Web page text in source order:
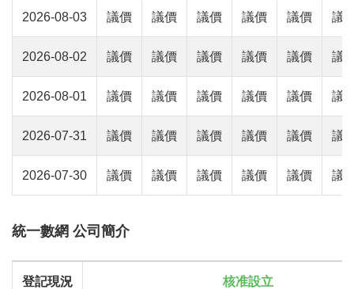
2026-08-03 議價 議價 議價 議價 議價 議
2026-08-02 議價 議價 議價 議價 議價 議
2026-08-01 議價 議價 議價 議價 議價 議
2026-07-31 議價 議價 議價 議價 議價 議
2026-07-30 議價 議價 議價 議價 議價 議
統一數網 公司簡介
登記現況 核准設立